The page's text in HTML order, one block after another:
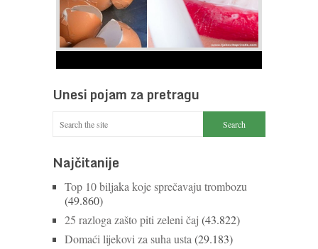
kalcijem i drugim mineralima, te ih svakodnevno
konzumiraju milijuni ljudi širom svijeta. Osim ...
Nastavi čitati
1 2 3 4 5 6 7 8 9
Unesi pojam za pretragu
Najčitanije
Top 10 biljaka koje sprečavaju trombozu
(49.860)
25 razloga zašto piti zeleni čaj (43.822)
Domaći lijekovi za suha usta (29.183)